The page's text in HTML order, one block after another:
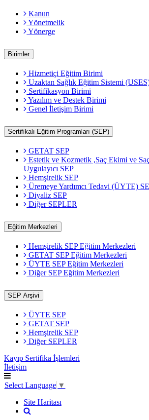
Kanun
Yönetmelik
Yönerge
Birimler
Hizmetiçi Eğitim Birimi
Uzaktan Sağlık Eğitim Sistemi
Sertifikasyon Birimi
Yazılım ve Destek Birimi
Genel İletişim Birimi
Sertifikalı Eğitim Programları (SEP)
GETAT SEP
Estetik ve Kozmetik ,Saç Ekimi ve
Uygulayıcı SEP
Hemşirelik SEP
Üremeye Yardımcı Tedavi (ÜYTE)
Diyaliz SEP
Diğer SEPLER
Eğitim Merkezleri
Hemşirelik SEP Eğitim Merkezleri
GETAT SEP Eğitim Merkezleri
ÜYTE SEP Eğitim Merkezleri
Diğer SEP Eğitim Merkezleri
SEP Arşivi
ÜYTE SEP
GETAT SEP
Hemşirelik SEP
Diğer SEPLER
Kayıp Sertifika İşlemleri
İletişim
Select Language ▼
Site Haritası